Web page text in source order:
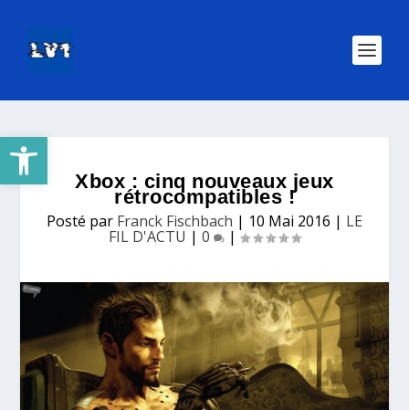
Ouvrir la barre d’outils
Xbox : cinq nouveaux jeux
rétrocompatibles !
Posté par Franck Fischbach | 10 Mai 2016 | LE
FIL D'ACTU | 0 |